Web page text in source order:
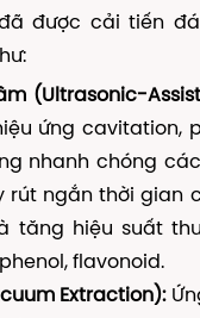
được cải tiến
(Ultrasonic-
ứng cavitation,
nhanh chóng
rút ngắn thời gian
tăng hiệu suất
flavonoid.
Extraction):